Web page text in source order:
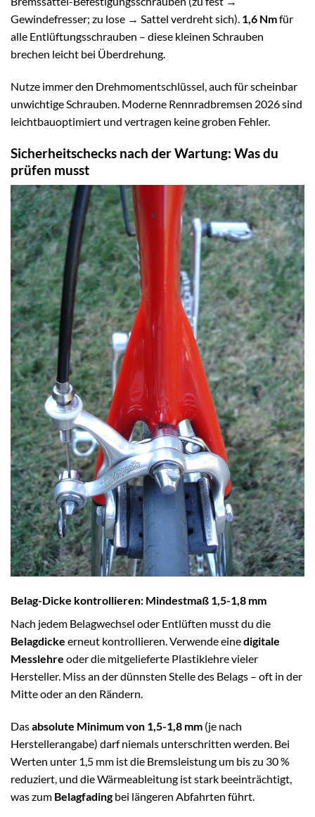
Gewindefresser; zu lose → Sattel verdreht sich). 1,6 Nmfür
alle Entlüftungsschrauben – diese kleinen Schrauben
brechen leicht bei Überdrehung.
Nutze immer den Drehmomentschlüssel, auch für scheinbar
unwichtige Schrauben. Moderne Rennradbremsen 2026 sind
leichtbauoptimiert und vertragen keine groben Fehler.
Sicherheitschecks nach der Wartung: Was du
prüfen musst
Belag-Dicke kontrollieren: Mindestmaß 1,5-1,8 mm
Nach jedem Belagwechsel oder Entlüften musst du die
Belagdicke erneut kontrollieren. Verwende einedigitale
Messlehre oder die mitgelieferte Plastiklehre vieler
Hersteller. Miss an der dünnsten Stelle des Belags – oft in der
Mitte oder an den Rändern.
Dasabsolute Minimum von 1,5-1,8 mm (je nach
Herstellerangabe) darf niemals unterschritten werden. Bei
Werten unter 1,5 mm ist die Bremsleistung um bis zu 30 %
reduziert, und die Wärmeableitung ist stark beeinträchtigt,
was zum Belagfadingbei längeren Abfahrten führt.